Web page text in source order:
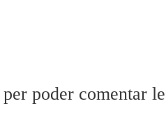
poder comentar